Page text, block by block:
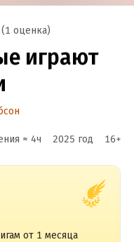
(1 оценка)
играют
≈ 4ч 2025 год 16+
от 1 месяца